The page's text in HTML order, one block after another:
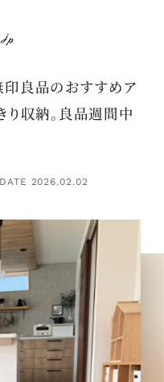
印良品のおすすめア
り収納。良品週間中
2026.02.02